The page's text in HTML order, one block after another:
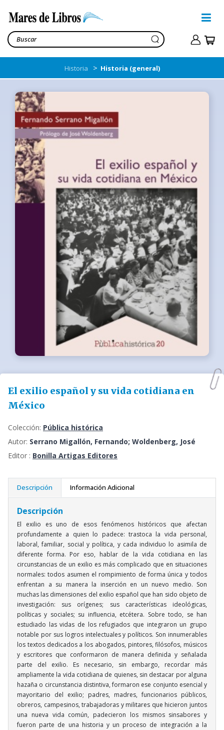
Historia > Historia (general)
El exilio español y su vida cotidiana en
México
Colección: Pública histórica
Autor: Serrano Migallón, Fernando; Woldenberg, José
Editor : Bonilla Artigas Editores
Descripción Información Adicional
Descripción
El exilio es uno de esos fenómenos históricos que afectan
profundamente a quien lo padece: trastoca la vida personal,
laboral, familiar, social y política, y cada individuo lo asimila de
diferente forma. Por eso, hablar de la vida cotidiana en las
circunstancias de un exilio es más complicado que en situaciones
normales: todos asumen el rompimiento de forma única y todos
enfrentan a su manera la inserción en un nuevo medio. Son
muchas las dimensiones del exilio español que han sido objeto de
investigación: sus orígenes; sus características ideológicas,
políticas y sociales; su influencia, etcétera. Sobre todo, se han
estudiado las vidas de los refugiados que integraron un grupo
notable por sus logros intelectuales y políticos. Son innumerables
los textos dedicados a los abogados, pintores, filósofos, músicos
y escritores que conformaron de manera definida y señalada
parte del exilio. Es necesario, sin embargo, recordar más
ampliamente la vida cotidiana de quienes, sin destacar por alguna
hazaña o circunstancia distintiva, formaron ese conjunto esencial y
mayoritario del exilio; padres, madres, funcionarios públicos,
obreros, campesinos, trabajadoras y militares que hicieron juntos
una nueva vida común, padecieron los mismos sinsabores y
fueron parte de una historia y un proceso de integración a la